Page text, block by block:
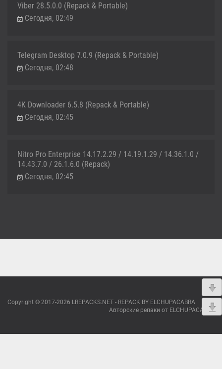
Viber 28.5.0.0 (Repack & Portable)
Сегодня, 02:49
Telegram Desktop 7.0.9 (Repack & Portable)
Сегодня, 02:48
4K Downloader 6.5.8 (Repack & Portable)
Сегодня, 02:45
Nitro Pro Enterprise 14.17.2.29 / 14.19.1.29 / 14.36.1.0 /
14.43.7.0 / 26.1.6.0 (Repack)
Сегодня, 02:45
Copyright © 2017-2026 LREPACKS.NET - REPACK BY ELCHUPACABRA
Авторские репаки от ELCHUPACABRA